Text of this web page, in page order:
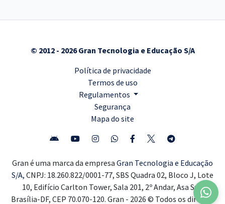
© 2012 - 2026 Gran Tecnologia e Educação S/A
Política de privacidade
Termos de uso
Regulamentos
Segurança
Mapa do site
Gran é uma marca da empresa Gran Tecnologia e Educação
S/A, CNPJ: 18.260.822/0001-77, SBS Quadra 02, Bloco J, Lote
10, Edifício Carlton Tower, Sala 201, 2º Andar, Asa Sul,
Brasília-DF, CEP 70.070-120. Gran - 2026 © Todos os direitos